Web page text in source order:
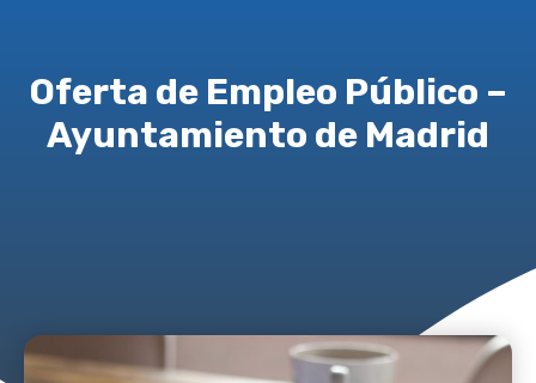
Oferta de Empleo Público –
Ayuntamiento de Madrid